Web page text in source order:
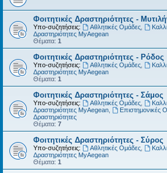
Φοιτητικές Δραστηριότητες -
Υπο-συζητήσεις: Αθλητικές Ομάδες,
Δραστηριότητες MyAegean
Θέματα: 1
Φοιτητικές Δραστηριότητες - Ρόδος
Υπο-συζητήσεις: Αθλητικές Ομάδες,
Δραστηριότητες MyAegean
Θέματα: 1
Φοιτητικές Δραστηριότητες - Σάμος
Υπο-συζητήσεις: Αθλητικές Ομάδες,
Δραστηριότητες MyAegean
Επιστημονικές
Δραστηριότητες
Θέματα: 7
Φοιτητικές Δραστηριότητες - Σύρος
Υπο-συζητήσεις: Αθλητικές Ομάδες,
Δραστηριότητες MyAegean
Θέματα: 1